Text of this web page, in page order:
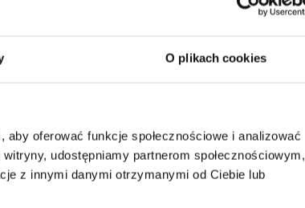
O plikach cookies
oferować funkcje społecznościowe i analizować
udostępniamy partnerom społecznościowym,
z innymi danymi otrzymanymi od Ciebie lub